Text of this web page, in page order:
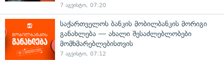
7 აგვისტო, 07:20
საქართველოს ბანკის მობილბანკის მორიგი
განახლება — ახალი შესაძლებლობები
მომხმარებლებისთვის
7 აგვისტო, 07:12